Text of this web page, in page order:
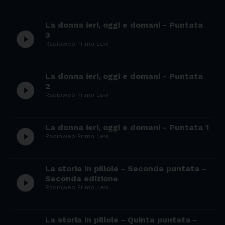
play_circle_filled
La donna ieri, oggi e domani - Puntata
3
Radioweb Primo Levi
play_circle_filled
La donna ieri, oggi e domani - Puntata
2
Radioweb Primo Levi
play_circle_filled La donna ieri, oggi e domani - Puntata 1
Radioweb Primo Levi
play_circle_filled
La storia in pillole - Seconda puntata -
Seconda edizione
Radioweb Primo Levi
La storia in pillole - Quinta puntata -